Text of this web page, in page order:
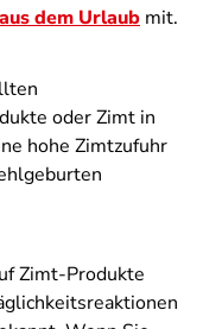
dem Urlaub mit.
oder Zimt in
hohe Zimtzufuhr
Zimt-Produkte